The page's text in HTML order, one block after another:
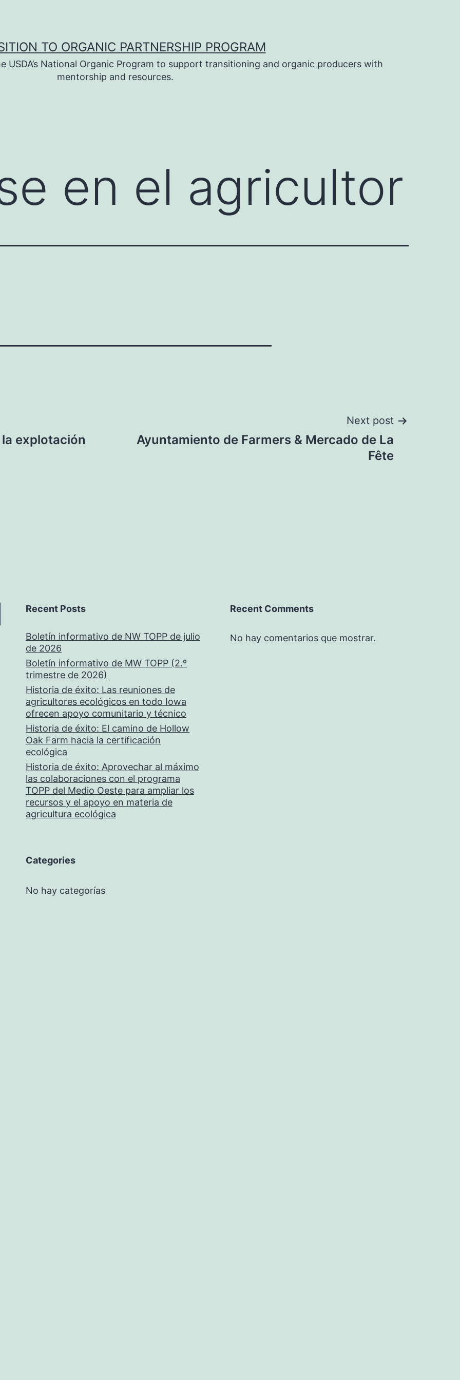
TO ORGANIC PARTNERSHIP PROGRAM
USDA’s National Organic Program to support transitioning and organic producers with
mentorship and resources.
en el agricultor
explotación
Next post
Ayuntamiento de Farmers & Mercado de La
Fête
Recent Posts
Boletín informativo de NW TOPP de julio
de 2026
Boletín informativo de MW TOPP (2.º
trimestre de 2026)
Historia de éxito: Las reuniones de
agricultores ecológicos en todo Iowa
ofrecen apoyo comunitario y técnico
Historia de éxito: El camino de Hollow
Oak Farm hacia la certificación
ecológica
Historia de éxito: Aprovechar al máximo
las colaboraciones con el programa
TOPP del Medio Oeste para ampliar los
recursos y el apoyo en materia de
agricultura ecológica
Recent Comments
No hay comentarios que mostrar.
Categories
No hay categorías